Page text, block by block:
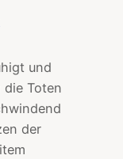
und
Toten
der